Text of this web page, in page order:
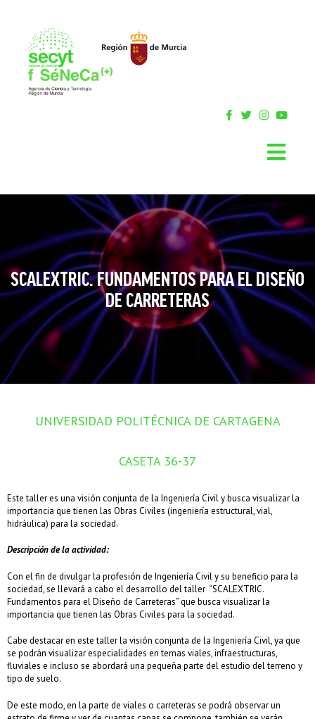
SCALEXTRIC. FUNDAMENTOS PARA EL DISEÑO
DE CARRETERAS
UNIVERSIDAD POLITÉCNICA DE CARTAGENA
CASETA 36-37
Este taller es una visión conjunta de la Ingeniería Civil y busca visualizar la
importancia que tienen las Obras Civiles (ingeniería estructural, vial,
hidráulica) para la sociedad.
Descripción de la actividad:
Con el fin de divulgar la profesión de Ingeniería Civil y su beneficio para la
sociedad, se llevará a cabo el desarrollo del taller “SCALEXTRIC.
Fundamentos para el Diseño de Carreteras” que busca visualizar la
importancia que tienen las Obras Civiles para la sociedad.
Cabe destacar en este taller la visión conjunta de la Ingeniería Civil, ya que
se podrán visualizar especialidades en temas viales, infraestructuras,
fluviales e incluso se abordará una pequeña parte del estudio del terreno y
tipo de suelo.
De este modo, en la parte de viales o carreteras se podrá observar un